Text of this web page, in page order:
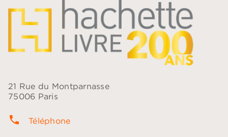
21 Rue du Montparnasse
75006 Paris
phone Téléphone